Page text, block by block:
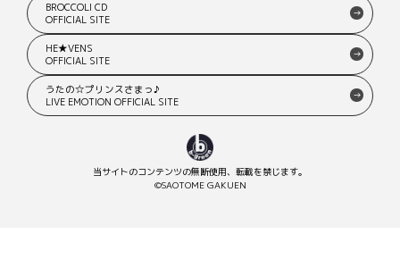
BROCCOLI CD
OFFICIAL SITE
HE★VENS
OFFICIAL SITE
うたの☆プリンスさまっ♪
LIVE EMOTION OFFICIAL SITE
当サイトのコンテンツの無断使用、転載を禁じます。
©SAOTOME GAKUEN